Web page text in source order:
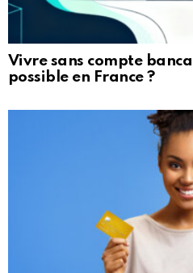
Vivre sans compte
possible en France ?